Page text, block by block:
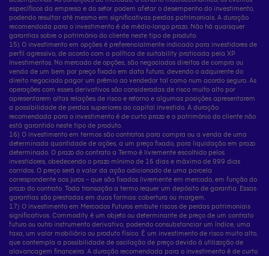
específicos da empresa e do setor podem afetar o desempenho do investimento,
podendo resultar até mesmo em significativas perdas patrimoniais. A duração
recomendada para o investimento é de médio-longo prazo. Não há quaisquer
garantias sobre o patrimônio do cliente neste tipo de produto.
15) O investimento em opções é preferencialmente indicado para investidores de
perfil agressivo, de acordo com a política de suitability praticada pela XP
Investimentos. No mercado de opções, são negociados direitos de compra ou
venda de um bem por preço fixado em data futura, devendo o adquirente do
direito negociado pagar um prêmio ao vendedor tal como num acordo seguro. As
operações com esses derivativos são consideradas de risco muito alto por
apresentarem altas relações de risco e retorno e algumas posições apresentarem
a possibilidade de perdas superiores ao capital investido. A duração
recomendada para o investimento é de curto prazo e o patrimônio do cliente não
está garantido neste tipo de produto.
16) O investimento em termos são contratos para compra ou a venda de uma
determinada quantidade de ações, a um preço fixado, para liquidação em prazo
determinado. O prazo do contrato a Termo é livremente escolhido pelos
investidores, obedecendo o prazo mínimo de 16 dias e máximo de 999 dias
corridos. O preço será o valor da ação adicionado de uma parcela
correspondente aos juros – que são fixados livremente em mercado, em função do
prazo do contrato. Toda transação a termo requer um depósito de garantia. Essas
garantias são prestadas em duas formas: cobertura ou margem.
17) O investimento em Mercados Futuros embute riscos de perdas patrimoniais
significativos. Commodity é um objeto ou determinante de preço de um contrato
futuro ou outro instrumento derivativo, podendo consubstanciar um índice, uma
taxa, um valor mobiliário ou produto físico. É um investimento de risco muito alto,
que contempla a possibilidade de oscilação de preço devido à utilização de
alavancagem financeira. A duração recomendada para o investimento é de curto